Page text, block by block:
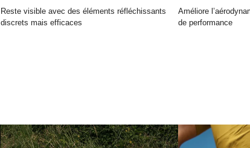
Reste visible avec des éléments réfléchissants
discrets mais efficaces
Améliore
de performance